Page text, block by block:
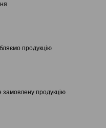
продукцію
замовлену продукцію